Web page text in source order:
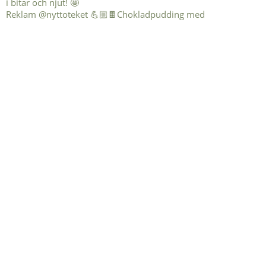
Reklam @nyttoteket 💪🏼🍫Chokladpudding med